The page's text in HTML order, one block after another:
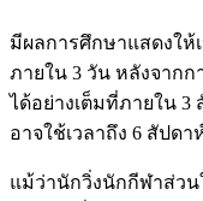
มีผลการศึกษาแสดงให้
ภายใน 3 วัน หลังจาก
ได้อย่างเต็มที่ภายใน
อาจใช้เวลาถึง 6 สัปด
แม้ว่านักวิ่งนักกีฬาส่ว